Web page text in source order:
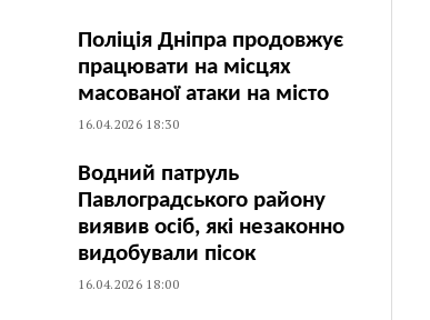
Поліція Дніпра продовжує
працювати на місцях
масованої атаки на місто
16.04.2026 18:30
Водний патруль
Павлоградського району
виявив осіб, які незаконно
видобували пісок
16.04.2026 18:00